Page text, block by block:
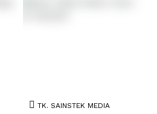
TK. SAINSTEK MEDIA